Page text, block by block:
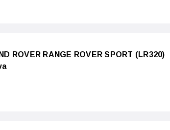
ROVER RANGE ROVER SPORT (LR320)